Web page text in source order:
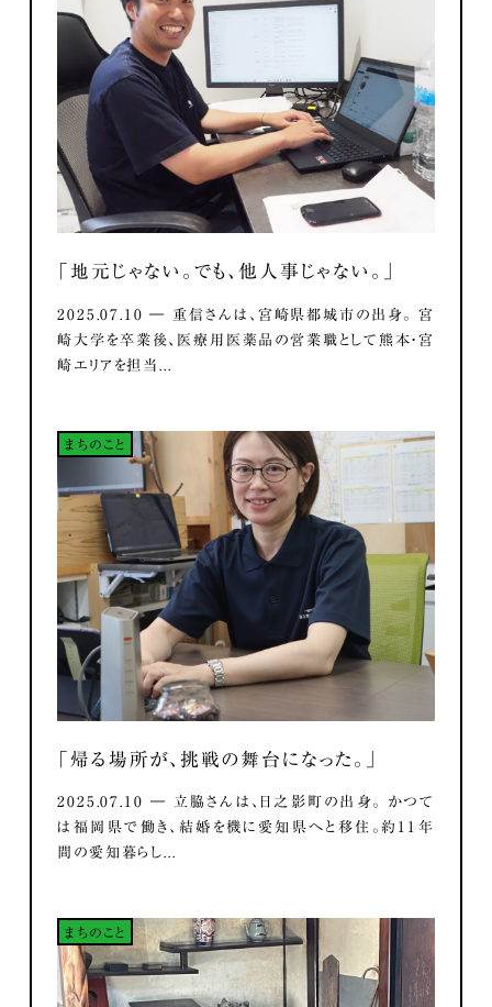
「地元じゃない。でも、他人事じゃない。」
2025.07.10 ― 重信さんは、宮崎県都城市の出身。 宮
崎大学を卒業後、医療用医薬品の営業職として熊本・宮
崎エリアを担当...
まちのこと
「帰る場所が、挑戦の舞台になった。」
2025.07.10 ― 立脇さんは、日之影町の出身。 かつて
は福岡県で働き、結婚を機に愛知県へと移住。約11年
間の愛知暮らし...
まちのこと